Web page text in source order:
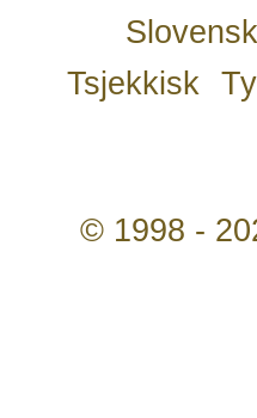
Slovensk
Tsjekkisk
© 1998 -